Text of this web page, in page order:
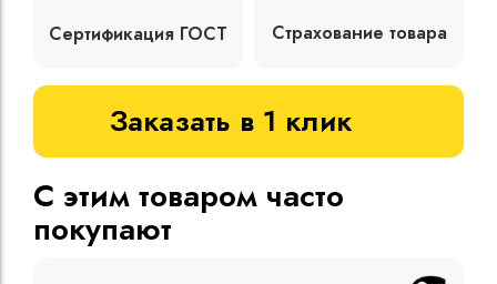
Сертификация ГОСТ Страхование товара
Заказать в 1 клик
С этим товаром часто
покупают